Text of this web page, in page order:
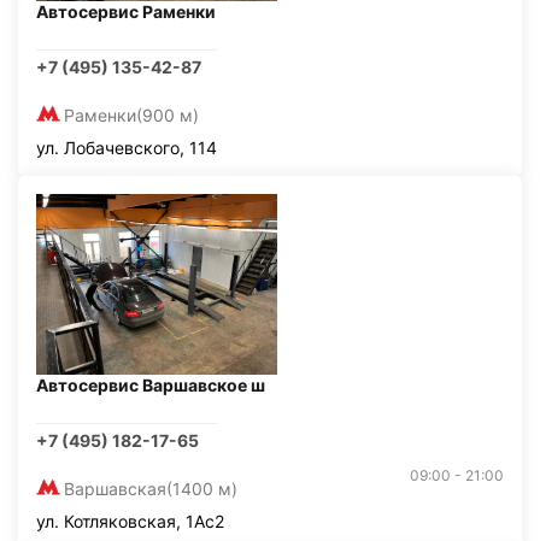
Автосервис Раменки
+7 (495) 135-42-87
Раменки(900 м)
ул. Лобачевского, 114
Автосервис Варшавское ш
+7 (495) 182-17-65
Варшавская(1400 м)
09:00 - 21:00
ул. Котляковская, 1Ас2